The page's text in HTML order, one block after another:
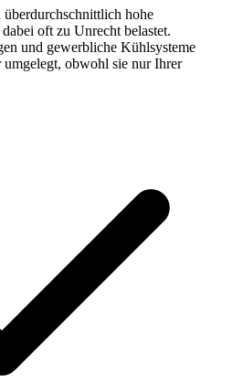
überdurchschnittlich hohe
oft zu Unrecht belastet.
und gewerbliche Kühlsysteme
obwohl sie nur Ihrer